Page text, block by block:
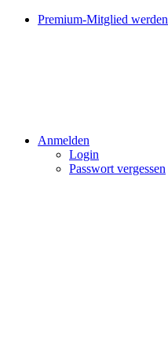
Premium-Mitglied werden
Anmelden
Login
Passwort vergessen